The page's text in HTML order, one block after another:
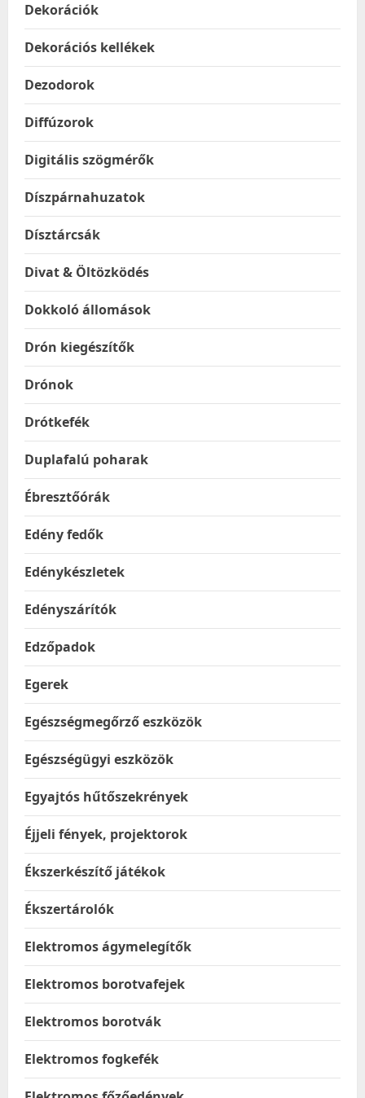
Dekorációk
Dekorációs kellékek
Dezodorok
Diffúzorok
Digitális szögmérők
Díszpárnahuzatok
Dísztárcsák
Divat & Öltözködés
Dokkoló állomások
Drón kiegészítők
Drónok
Drótkefék
Duplafalú poharak
Ébresztőórák
Edény fedők
Edénykészletek
Edényszárítók
Edzőpadok
Egerek
Egészségmegőrző eszközök
Egészségügyi eszközök
Egyajtós hűtőszekrények
Éjjeli fények, projektorok
Ékszerkészítő játékok
Ékszertárolók
Elektromos ágymelegítők
Elektromos borotvafejek
Elektromos borotvák
Elektromos fogkefék